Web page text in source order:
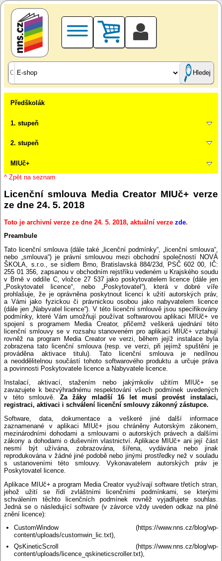
Hledej
Předškolák
1. stupeň
2. stupeň
MIUč+
^ Zpět na seznam
Licenční smlouva Media Creator MIUč+ verze
ze dne 24. 5. 2018
Toto je archivní verze ze dne 24. 5. 2018, aktuální verzezde.
Preambule
Tato licenční smlouva (dále také „licenční podmínky“, „licenční smlouva“,
nebo „smlouva“) je právní smlouvou mezi obchodní společností NOVÁ
ŠKOLA, s.r.o., se sídlem Brno, Bratislavská 884/23d, PSČ 602 00, IČ:
255 01 356, zapsanou v obchodním rejstříku vedeném u Krajského soudu
v Brně v oddíle C, vložce 27 537 jako poskytovatelem licence (dále jen
„Poskytovatel licence“, nebo „Poskytovatel“), která v dobré víře
prohlašuje, že je oprávněna poskytnout licenci k užití autorských práv,
a Vámi jako fyzickou či právnickou osobou jako nabyvatelem licence
(dále jen „Nabyvatel licence“). V této licenční smlouvě jsou specifikovány
podmínky, které Vám umožňují používat softwarovou aplikaci MIUč+ ve
spojení s programem Media Creator, přičemž veškerá ujednání této
licenční smlouvy se v rozsahu stanoveném pro aplikaci MIUč+ vztahují
rovněž na program Media Creator ve verzi, během jejíž instalace byla
zobrazena tato licenční smlouva (resp. ve verzi, při jejímž spuštění je
prováděna aktivace titulu). Tato licenční smlouva je nedílnou
a neoddělitelnou součástí tohoto softwarového produktu a určuje práva
a povinnosti Poskytovatele licence a Nabyvatele licence.
Instalací, aktivací, stažením nebo jakýmkoliv užitím MIUč+ se
zavazujete k bezvýhradnému respektování všech podmínek uvedených
v této smlouvě.Za žáky mladší 16 let musí provést instalaci,
registraci, aktivaci i schválení licenční smlouvy zákonný zástupce.
Software, data, dokumentace a veškeré jiné další informace
zaznamenané v aplikaci MIUč+ jsou chráněny Autorským zákonem,
mezinárodními dohodami a smlouvami o autorských právech a dalšími
zákony a dohodami o duševním vlastnictví. Aplikace MIUč+ ani její část
nesmí být užívána, zobrazována, šířena, vydávána nebo jinak
reprodukována v žádné jiné podobě nebo jinými prostředky než v souladu
s ustanoveními této smlouvy. Vykonavatelem autorských práv je
Poskytovatel licence.
Aplikace MIUč+ a program Media Creator využívají software třetích stran,
jehož užití se řídí zvláštními licenčními podmínkami, se kterými
schválením těchto licenčních podmínek rovněž vyjadřujete souhlas.
Jedná se o následující software (v závorce vždy uveden odkaz na plné
znění licence):
CustomWindow (https://www.nns.cz/blog/wp-
content/uploads/customwin_lic.txt),
QsKineticScroll (https://www.nns.cz/blog/wp-
content/uploads/licence_qskineticscroller.txt),